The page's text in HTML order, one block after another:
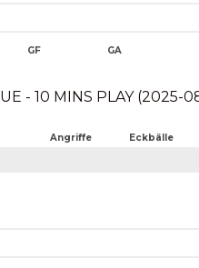
GF GA
- 10 MINS PLAY
Angriffe Eckbälle